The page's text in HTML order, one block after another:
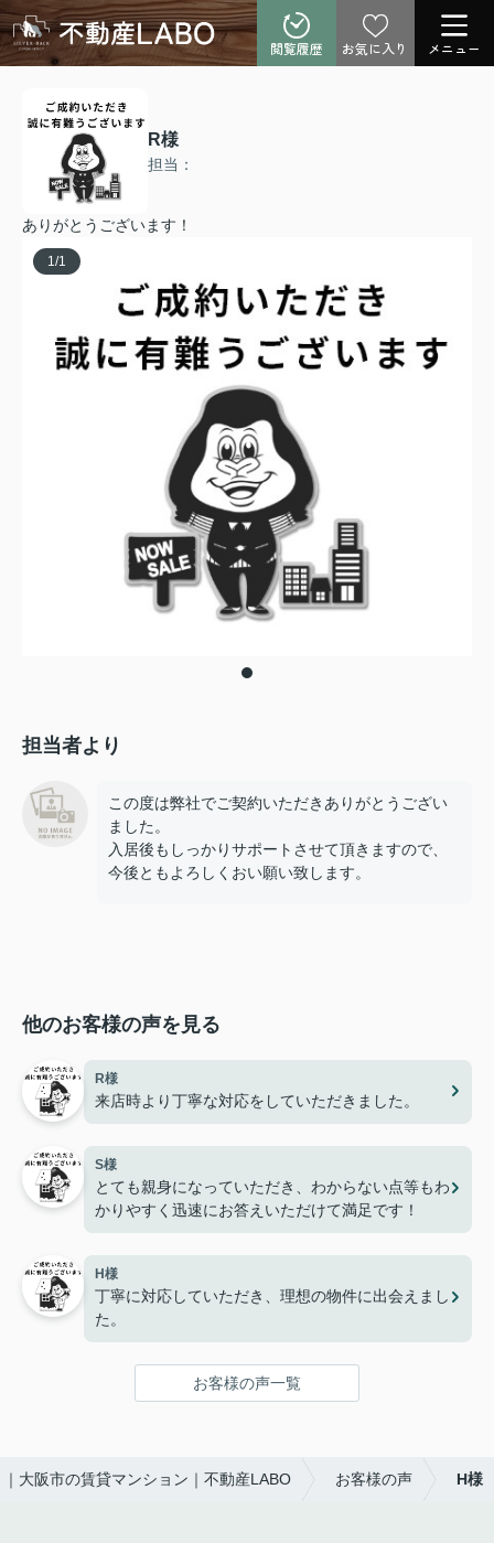
閲覧履歴 お気に入り メニュー
R様
担当：
ありがとうございます！
1 /1
担当者より
この度は弊社でご契約いただきありがとうござい
ました。
入居後もしっかりサポートさせて頂きますので、
今後ともよろしくおい願い致します。
他のお客様の声を見る
R様
来店時より丁寧な対応をしていただきました。
S様
とても親身になっていただき、わからない点等もわ
かりやすく迅速にお答えいただけて満足です！
H様
丁寧に対応していただき、理想の物件に出会えまし
た。
お客様の声一覧
｜大阪市の賃貸マンション｜不動産LABO お客様の声 H様